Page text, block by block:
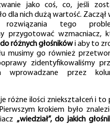
jako coś, co, jeśli
dla nich dużą wartość. Zaczął
tego
przygotować wzmacniacz,
różnych głośnikówi aby to
musimy go również
zidentyfikowaliśmy
wprowadzane przez
różne ilości zniekształceń i to
krokiem było
„wiedział”, do jakich